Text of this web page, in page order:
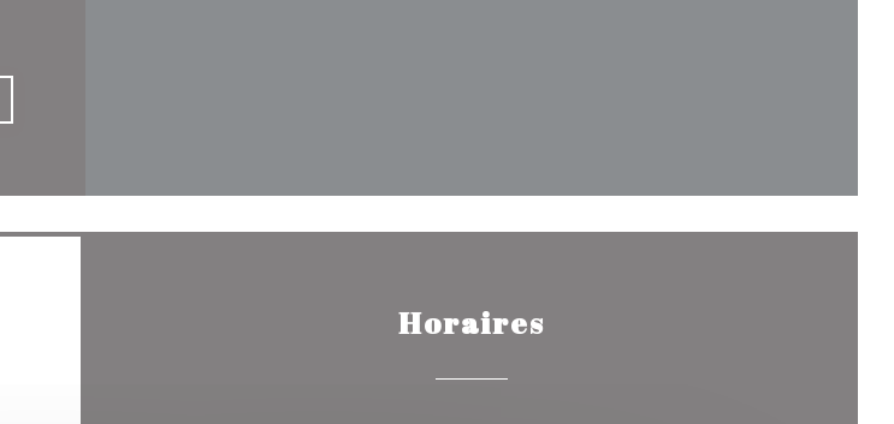
Horaires